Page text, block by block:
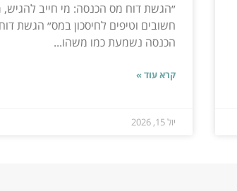
״הגשת דוח מס הכנסה: מי חייב להגיש,
חשובים וטיפים לחיסכון במס״ הגשת
הכנסה נשמעת כמו משהו...
קרא עוד »
יול 15, 2026